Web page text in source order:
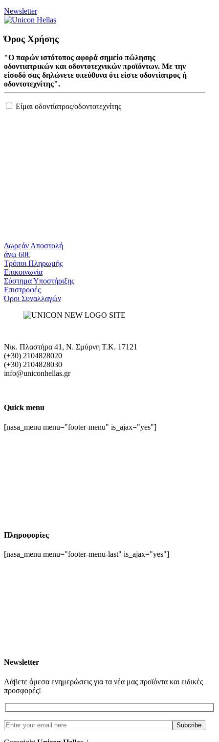
Newsletter
Όρος Χρήσης
"Ο παρών ιστότοπος αφορά σημείο πώλησης
οδοντιατρικών και οδοντοτεχνικών προϊόντων. Με την
είσοδό σας δηλώνετε υπεύθυνα ότι είστε οδοντίατρος ή
οδοντοτεχνίτης".
Είμαι οδοντίατρος/οδοντοτεχνίτης
Δωρεάν Αποστολή
άνω 60€
Τρόποι Πληρωμής
Eπικοινωνία
Σύστημα Υποστήριξης
Επιστροφές
Όροι Συναλλαγών
Νικ. Πλαστήρα 41, Ν. Σμύρνη T.K. 17121
(+30) 2104828020
(+30) 2104828030
info@uniconhellas.gr
Quick menu
[nasa_menu menu="footer-menu" is_ajax="yes"]
Πληροφορίες
[nasa_menu menu="footer-menu-last" is_ajax="yes"]
Newsletter
Λάβετε άμεσα ενημερώσεις για τα νέα μας προϊόντα και ειδικές
προσφορές!